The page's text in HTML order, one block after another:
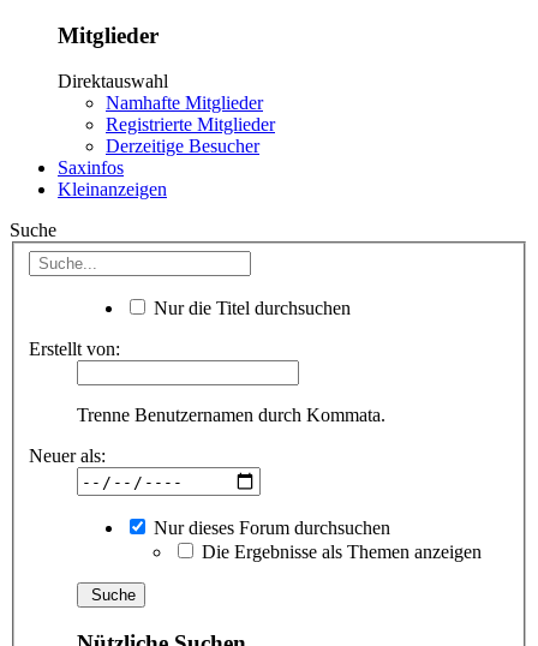
Mitglieder
Direktauswahl
Namhafte Mitglieder
Registrierte Mitglieder
Derzeitige Besucher
Saxinfos
Kleinanzeigen
Suche
Nur die Titel durchsuchen
Erstellt von:
Trenne Benutzernamen durch Kommata.
Neuer als:
Nur dieses Forum durchsuchen
Die Ergebnisse als Themen anzeigen